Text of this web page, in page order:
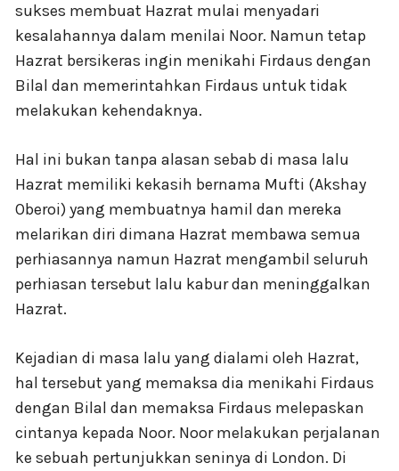
sukses membuat Hazrat mulai menyadari
kesalahannya dalam menilai Noor. Namun tetap
Hazrat bersikeras ingin menikahi Firdaus dengan
Bilal dan memerintahkan Firdaus untuk tidak
melakukan kehendaknya.
Hal ini bukan tanpa alasan sebab di masa lalu
Hazrat memiliki kekasih bernama Mufti (Akshay
Oberoi) yang membuatnya hamil dan mereka
melarikan diri dimana Hazrat membawa semua
perhiasannya namun Hazrat mengambil seluruh
perhiasan tersebut lalu kabur dan meninggalkan
Hazrat.
Kejadian di masa lalu yang dialami oleh Hazrat,
hal tersebut yang memaksa dia menikahi Firdaus
dengan Bilal dan memaksa Firdaus melepaskan
cintanya kepada Noor. Noor melakukan perjalanan
ke sebuah pertunjukkan seninya di London. Di